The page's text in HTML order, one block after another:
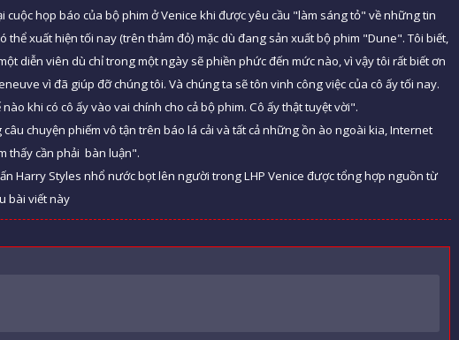
cuộc họp báo của bộ phim ở Venice khi được yêu cầu "làm sáng tỏ" về những tin
thể xuất hiện tối nay (trên thảm đỏ) mặc dù đang sản xuất bộ phim "Dune". Tôi biết,
diễn viên dù chỉ trong một ngày sẽ phiền phức đến mức nào, vì vậy tôi rất biết ơn
vì đã giúp đỡ chúng tôi. Và chúng ta sẽ tôn vinh công việc của cô ấy tối nay.
khi có cô ấy vào vai chính cho cả bộ phim. Cô ấy thật tuyệt vời".
chuyện phiếm vô tận trên báo lá cải và tất cả những ồn ào ngoài kia, Internet
thấy cần phải bàn luận".
Harry Styles nhổ nước bọt lên người trong LHP Venice được tổng hợp nguồn từ
bài viết này